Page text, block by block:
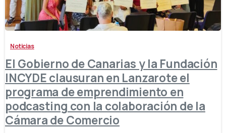
Noticias
El Gobierno de Canarias y la Fundación
INCYDE clausuran en Lanzarote el
programa de emprendimiento en
podcasting con la colaboración de la
Cámara de Comercio